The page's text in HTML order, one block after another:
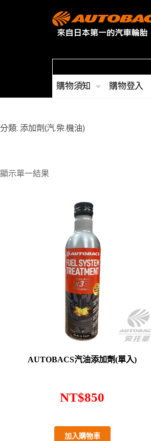
購物須知
購物登入
分類: 添加劑(汽.柴.機油)
顯示單一結果
AUTOBACS汽油添加劑(單入)
NT$850
加入購物車